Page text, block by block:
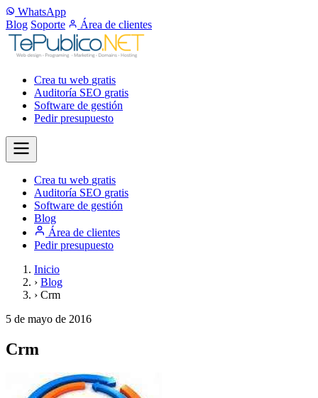
WhatsApp
Blog Soporte Área de clientes
Crea tu web gratis
Auditoría SEO gratis
Software de gestión
Pedir presupuesto
Crea tu web gratis
Auditoría SEO gratis
Software de gestión
Blog
Área de clientes
Pedir presupuesto
Inicio
› Blog
› Crm
5 de mayo de 2016
Crm